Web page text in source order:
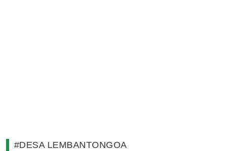
#DESA LEMBANTONGOA